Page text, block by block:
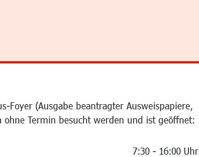
Foyer (Ausgabe beantragter Ausweispapiere,
Termin besucht werden und ist geöffnet:
7:30 - 16:00 Uhr